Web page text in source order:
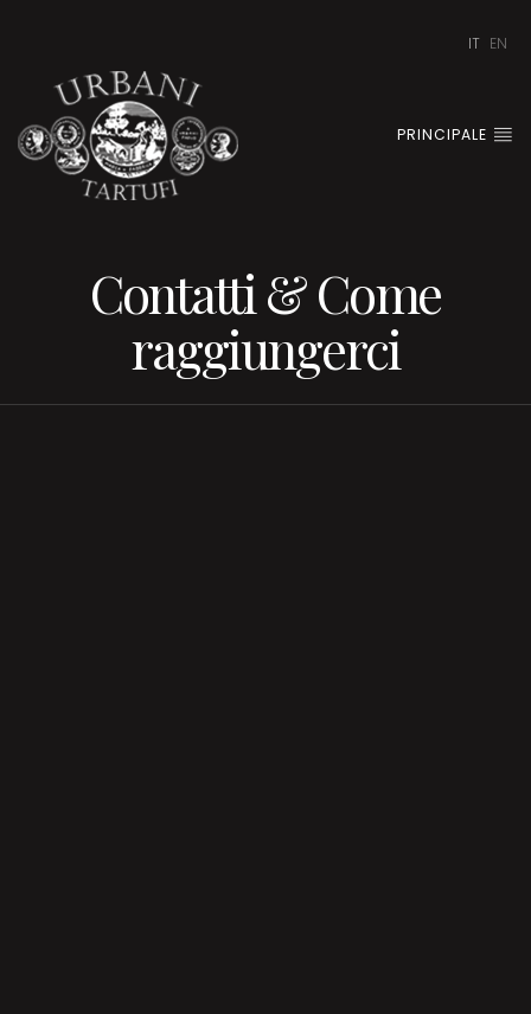
IT EN
PRINCIPALE
Contatti & Come
raggiungerci